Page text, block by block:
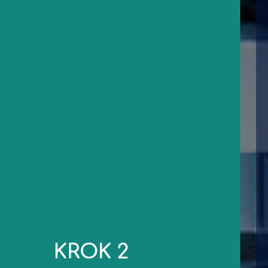
KROK 2
robocze od dnia wykonania oględzin/przekazania
niezbędnych dokumentów.